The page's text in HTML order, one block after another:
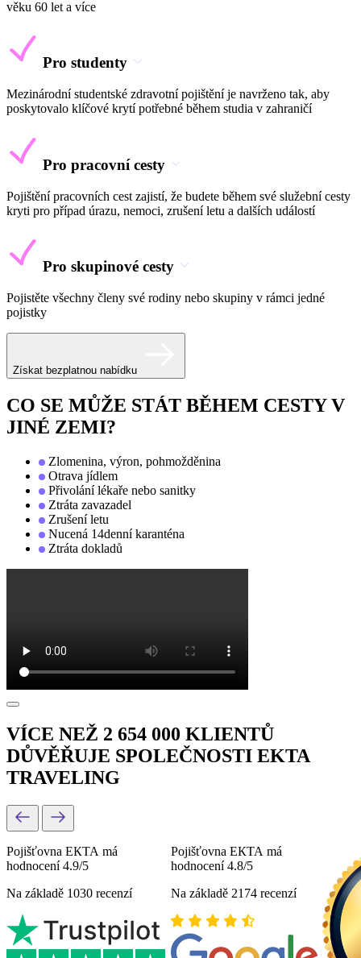
věku 60 let a více
Pro studenty
Mezinárodní studentské zdravotní pojištění je navrženo tak, aby
poskytovalo klíčové krytí potřebné během studia v zahraničí
Pro pracovní cesty
Pojištění pracovních cest zajistí, že budete během své služební cesty
kryti pro případ úrazu, nemoci, zrušení letu a dalších událostí
Pro skupinové cesty
Pojistěte všechny členy své rodiny nebo skupiny v rámci jedné
pojistky
Získat bezplatnou nabídku
CO SE MŮŽE STÁT BĚHEM CESTY V
JINÉ ZEMI?
Zlomenina, výron, pohmožděnina
Otrava jídlem
Přivolání lékaře nebo sanitky
Ztráta zavazadel
Zrušení letu
Nucená 14denní karanténa
Ztráta dokladů
VÍCE NEŽ 2 654 000 KLIENTŮ
DŮVĚŘUJE SPOLEČNOSTI EKTA
TRAVELING
Pojišťovna ЕКТА má
hodnocení 4.9/5
Na základě 1030 recenzí
Pojišťovna ЕКТА má
hodnocení 4.8/5
Na základě 2174 recenzí